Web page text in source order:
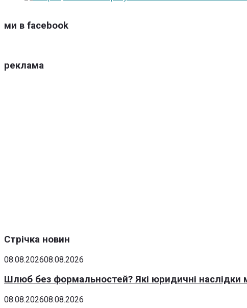
ми в facebook
реклама
Стрічка новин
08.08.202608.08.2026
Шлюб без формальностей? Які юридичні наслідки
08.08.202608.08.2026